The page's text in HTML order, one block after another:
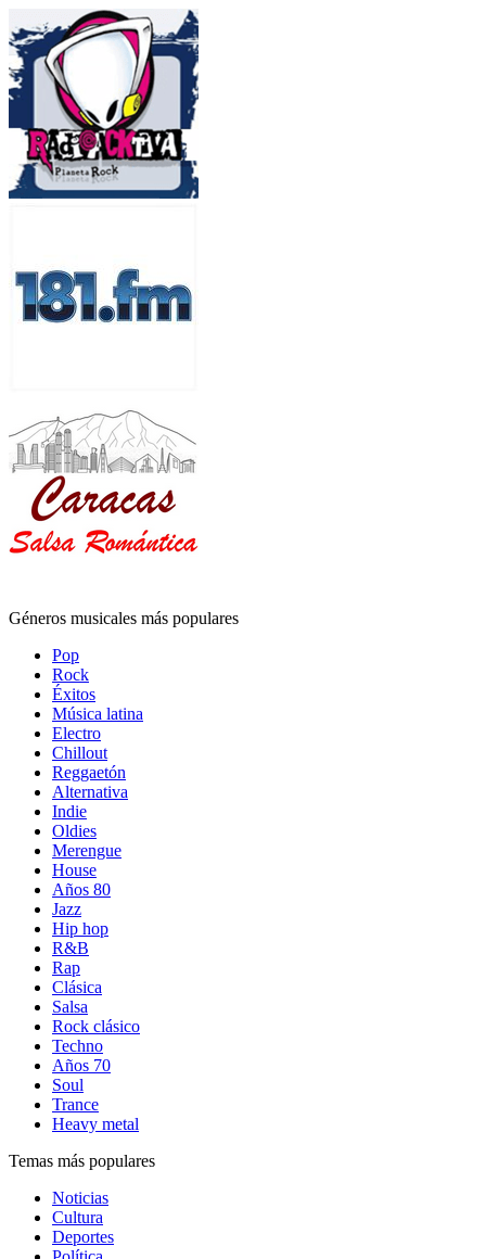
Géneros musicales más populares
Pop
Rock
Éxitos
Música latina
Electro
Chillout
Reggaetón
Alternativa
Indie
Oldies
Merengue
House
Años 80
Jazz
Hip hop
R&B
Rap
Clásica
Salsa
Rock clásico
Techno
Años 70
Soul
Trance
Heavy metal
Temas más populares
Noticias
Cultura
Deportes